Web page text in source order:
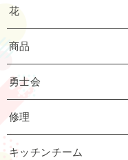
花
商品
勇士会
修理
キッチンチーム